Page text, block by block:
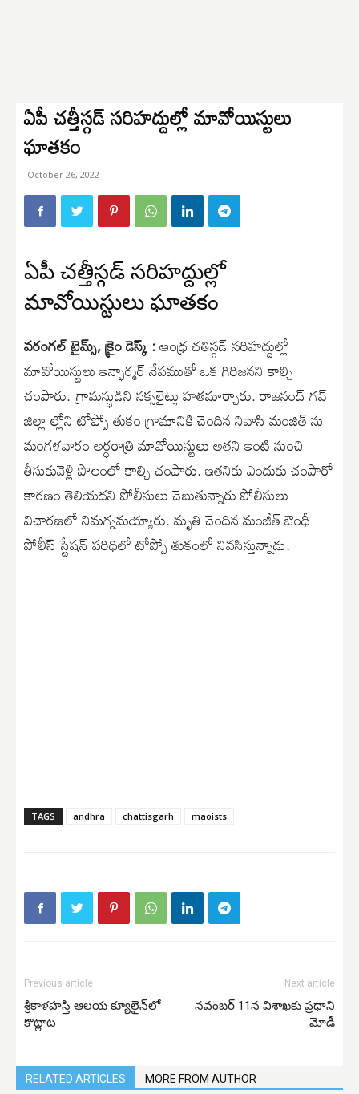
ఏపీ చత్తీస్గడ్ సరిహద్దుల్లో మావోయిస్టులు
ఘాతకం
October 26, 2022
ఏపీ చత్తీస్గడ్ సరిహద్దుల్లో
మావోయిస్టులు ఘాతకం
వరంగల్ టైమ్స్, క్రైం డెస్క్ :ఆంధ్ర చతిస్గడ్ సరిహద్దుల్లో
మావోయిస్టులు ఇన్ఫార్మర్ నేపముతో ఒక గిరిజనని కాల్చి
చంపారు. గ్రామస్థుడిని నక్సలైట్లు హతమార్చారు. రాజనంద్ గవ్
జిల్లా ల్లోని టోప్పో తుకం గ్రామానికి చెందిన నివాసి మంజిత్ ను
మంగళవారం అర్ధరాత్రి మావోయిస్టులు అతని ఇంటి నుంచి
తీసుకువెళ్లి పొలంలో కాల్చి చంపారు. ఇతనికు ఎందుకు చంపారో
కారణం తెలియదని పోలీసులు చెబుతున్నారు పోలీసులు
విచారణలో నిమగ్నమయ్యారు. మృతి చెందిన మంజీత్ ఔంధీ
పోలీస్ స్టేషన్ పరిధిలో టోప్పో తుకంలో నివసిస్తున్నాడు.
TAGS andhra chattisgarh maoists
Previous article
శ్రీకాళహస్తి ఆలయ క్యూలైన్‌లో
కొట్లాట
Next article
నవంబర్ 11న విశాఖకు ప్రధాని
మోడీ
RELATED ARTICLES MORE FROM AUTHOR